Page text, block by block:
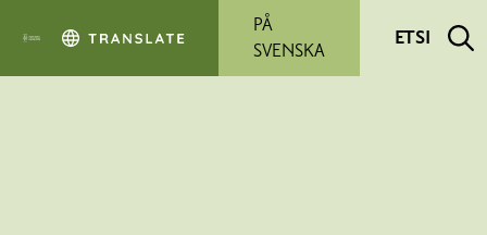
PÅ
SVENSKA
ETSI